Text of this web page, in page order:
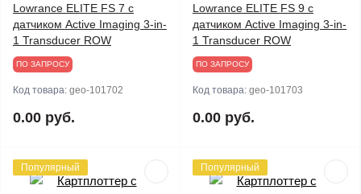
Lowrance ELITE FS 7 с
датчиком Active Imaging 3-in-
1 Transducer ROW
ПО ЗАПРОСУ
Код товара: geo-101702
0.00 руб.
Lowrance ELITE FS 9 с
датчиком Active Imaging 3-in-
1 Transducer ROW
ПО ЗАПРОСУ
Код товара: geo-101703
0.00 руб.
Популярный Популярный